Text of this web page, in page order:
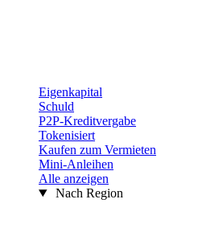
Eigenkapital
Schuld
P2P-Kreditvergabe
Tokenisiert
Kaufen zum Vermieten
Mini-Anleihen
Alle anzeigen
Nach Region